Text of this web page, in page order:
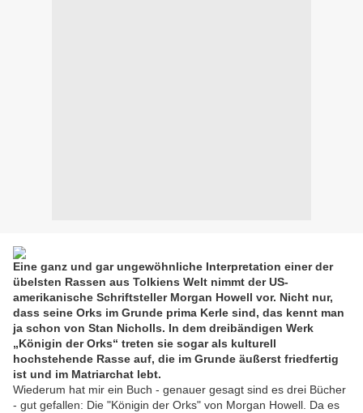
Eine ganz und gar ungewöhnliche Interpretation einer der
übelsten Rassen aus Tolkiens Welt nimmt der US-
amerikanische Schriftsteller Morgan Howell vor. Nicht nur,
dass seine Orks im Grunde prima Kerle sind, das kennt man
ja schon von Stan Nicholls. In dem dreibändigen Werk
„Königin der Orks“ treten sie sogar als kulturell
hochstehende Rasse auf, die im Grunde äußerst friedfertig
ist und im Matriarchat lebt.
Wiederum hat mir ein Buch - genauer gesagt sind es drei Bücher
- gut gefallen: Die "Königin der Orks" von Morgan Howell. Da es